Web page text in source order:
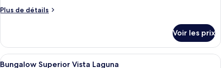
chambre :
Plus de détails
Plus
le
type
de
Voir les prix
Afficher
Une terrasse en bois surmontée
6
Bungalow Superior Vista Laguna